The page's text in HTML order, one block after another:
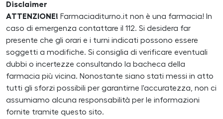
Disclaimer
ATTENZIONE! Farmaciaditurno.it non è una farmacia! In
caso di emergenza contattare il 112. Si desidera far
presente che gli orari e i turni indicati possono essere
soggetti a modifiche. Si consiglia di verificare eventuali
dubbi o incertezze consultando la bacheca della
farmacia più vicina. Nonostante siano stati messi in atto
tutti gli sforzi possibili per garantirne l'accuratezza, non ci
assumiamo alcuna responsabilità per le informazioni
fornite tramite questo sito.